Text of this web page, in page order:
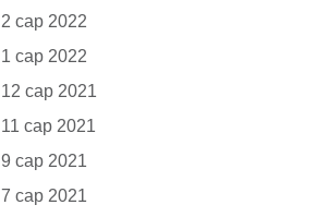
2 сар 2022
1 сар 2022
12 сар 2021
11 сар 2021
9 сар 2021
7 сар 2021